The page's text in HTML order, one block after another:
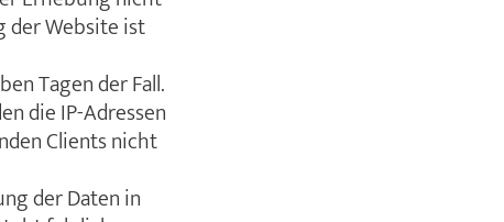
der Website ist
Tagen der Fall.
die IP-Adressen
Clients nicht
der Daten in